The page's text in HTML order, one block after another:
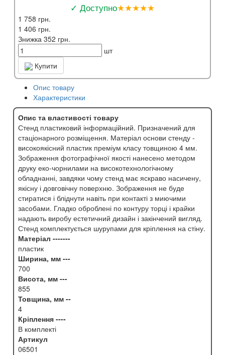
✓ Доступно★★★★★
1 758 грн.
1 406 грн.
Знижка 352 грн.
шт
Купити
Опис товару
Характеристики
Опис та властивості товару
Стенд пластиковий інформаційний. Призначений для
стаціонарного розміщення. Матеріал основи стенду -
високоякісний пластик преміум класу товщиною 4 мм.
Зображення фотографічної якості нанесено методом
друку еко-чорнилами на високотехнологічному
обладнанні, завдяки чому стенд має яскраво насичену,
якісну і довговічну поверхню. Зображення не буде
стиратися і бліднути навіть при контакті з миючими
засобами. Гладко оброблені по контуру торці і крайки
надають виробу естетичний дизайн і закінчений вигляд.
Стенд комплектується шурупами для кріплення на стіну.
Матеріал -------
пластик
Ширина, мм ---
700
Висота, мм ---
855
Товщина, мм --
4
Кріплення ----
В комплекті
Артикул
06501